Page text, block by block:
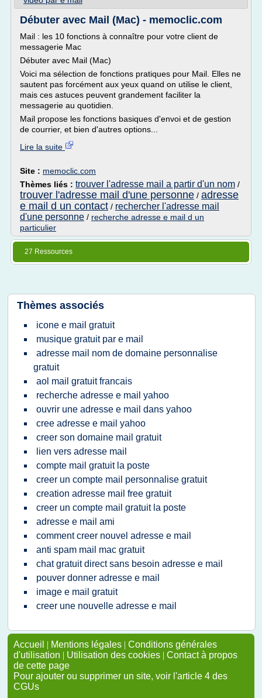
Débuter avec Mail (Mac) - memoclic.com
Mail : les 10 fonctions à connaître pour votre client de
messagerie Mac
Débuter avec Mail (Mac)
Voici ma sélection de fonctions pratiques pour Mail. Elles ne
sautent pas forcément aux yeux quand on utilise le client,
mais ces astuces peuvent grandement faciliter la
messagerie au quotidien.
Mail propose les fonctions basiques d'envoi et de gestion
de courrier, et bien d'autres options...
Lire la suite
Site : memoclic.com
Thèmes liés : trouver l'adresse mail a partir d'un nom /
trouver l'adresse mail d'une personne / adresse
e mail d un contact / rechercher l'adresse mail
d'une personne / recherche adresse e mail d un
particulier
27 Ressources
Thèmes associés
icone e mail gratuit
musique gratuit par e mail
adresse mail nom de domaine personnalise
gratuit
aol mail gratuit francais
recherche adresse e mail yahoo
ouvrir une adresse e mail dans yahoo
cree adresse e mail yahoo
creer son domaine mail gratuit
lien vers adresse mail
compte mail gratuit la poste
creer un compte mail personnalise gratuit
creation adresse mail free gratuit
creer un compte mail gratuit la poste
adresse e mail ami
comment creer nouvel adresse e mail
anti spam mail mac gratuit
chat gratuit direct sans besoin adresse e mail
pouver donner adresse e mail
image e mail gratuit
creer une nouvelle adresse e mail
Accueil | Mentions légales | Conditions générales
d'utilisation | Utilisation des cookies | Contact à propos
de cette page
Pour ajouter ou supprimer un site, voir l'article 4 des
CGUs